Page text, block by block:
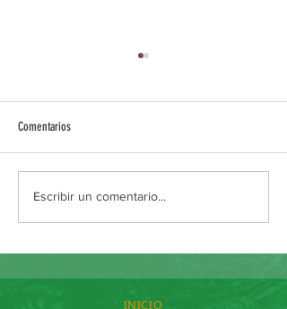
FRUNATUR EN ESPAÑA
Comentarios
Escribir un comentario...
INICIO